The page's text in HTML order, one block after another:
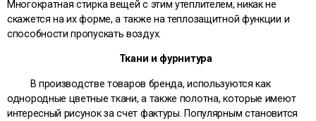
Многократная стирка вещей с этим утеплителем, никак не
скажется на их форме, а также на теплозащитной функции и
способности пропускать воздух.
Ткани и фурнитура
В производстве товаров бренда, используются как
однородные цветные ткани, а также полотна, которые имеют
интересный рисунок за счет фактуры. Популярным становится